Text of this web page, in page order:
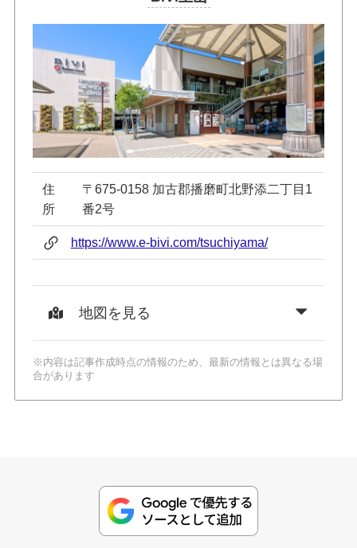
住
所
〒675-0158 加古郡播磨町北野添二丁目1
番2号
https://www.e-bivi.com/tsuchiyama/
地図を見る
※内容は記事作成時点の情報のため、最新の情報とは異なる場
合があります